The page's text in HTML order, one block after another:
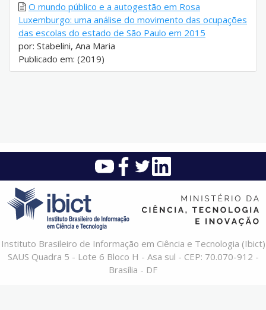
O mundo público e a autogestão em Rosa
Luxemburgo: uma análise do movimento das ocupações
das escolas do estado de São Paulo em 2015
por: Stabelini, Ana Maria
Publicado em: (2019)
Instituto Brasileiro de Informação em Ciência e Tecnologia (Ibict)
SAUS Quadra 5 - Lote 6 Bloco H - Asa sul - CEP: 70.070-912 -
Brasília - DF